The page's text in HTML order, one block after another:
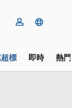
標 即時 熱